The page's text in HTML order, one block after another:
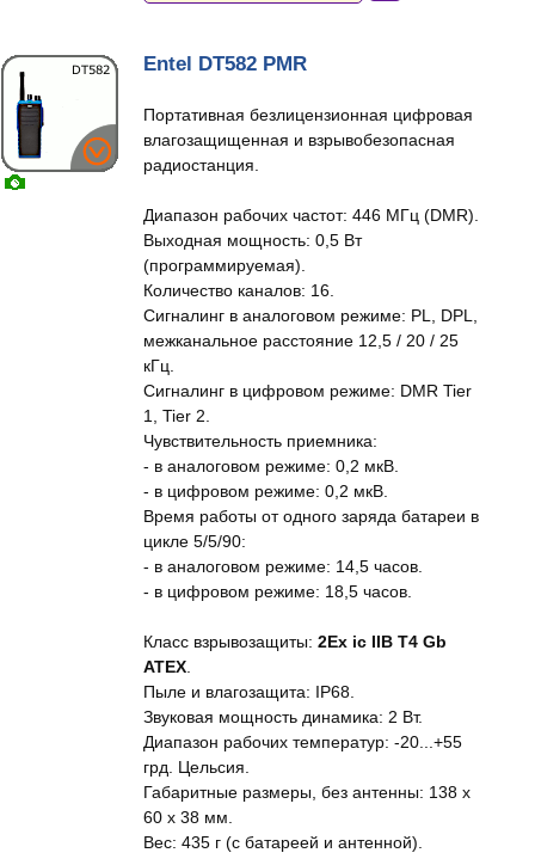
Entel DT582 PMR
Портативная безлицензионная цифровая
влагозащищенная и взрывобезопасная
радиостанция.
Диапазон рабочих частот: 446 МГц (DMR).
Выходная мощность: 0,5 Вт
(программируемая).
Количество каналов: 16.
Сигналинг в аналоговом режиме: PL, DPL,
межканальное расстояние 12,5 / 20 / 25
кГц.
Сигналинг в цифровом режиме: DMR Tier
1, Tier 2.
Чувствительность приемника:
- в аналоговом режиме: 0,2 мкВ.
- в цифровом режиме: 0,2 мкВ.
Время работы от одного заряда батареи в
цикле 5/5/90:
- в аналоговом режиме: 14,5 часов.
- в цифровом режиме: 18,5 часов.
Класс взрывозащиты: 2Ex ic IIB T4 Gb
ATEX
Пыле и влагозащита: IP68.
Звуковая мощность динамика: 2 Вт.
Диапазон рабочих температур: -20...+55
грд. Цельсия.
Габаритные размеры, без антенны: 138 x
60 x 38 мм.
Вес: 435 г (с батареей и антенной).